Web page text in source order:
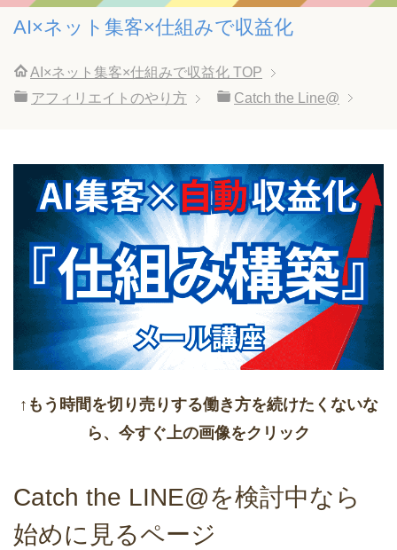
AI×ネット集客×仕組みで収益化
AI×ネット集客×仕組みで収益化 TOP
アフィリエイトのやり方
Catch the Line@
↑もう時間を切り売りする働き方を続けたくないな
ら、今すぐ上の画像をクリック
Catch the LINE@を検討中なら
始めに見るページ